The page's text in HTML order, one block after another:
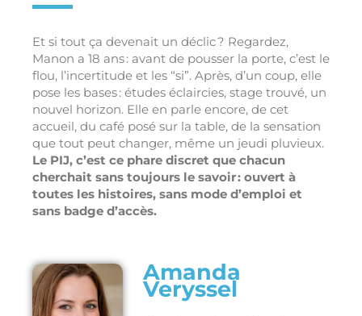
Et si tout ça devenait un déclic ? Regardez,
Manon a 18 ans : avant de pousser la porte, c’est le
flou, l’incertitude et les “si”. Après, d’un coup, elle
pose les bases : études éclaircies, stage trouvé, un
nouvel horizon. Elle en parle encore, de cet
accueil, du café posé sur la table, de la sensation
que tout peut changer, même un jeudi pluvieux.
Le PIJ, c’est ce phare discret que chacun
cherchait sans toujours le savoir : ouvert à
toutes les histoires, sans mode d’emploi et
sans badge d’accès.
Amanda
Veryssel